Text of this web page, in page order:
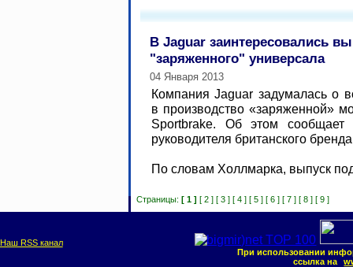
В Jaguar заинтересовались
"заряженного" универсала
04 Января 2013
Компания Jaguar задумалась о
в производство «заряженной»
Sportbrake. Об этом
руководителя британского
По словам Холлмарка, выпуск
Страницы: [ 1 ] [ 2 ] [ 3 ] [ 4 ] [ 5 ] [ 6 ] [ 7 ] [ 8 ] [ 9 ]
Наш RSS канал
При использовании
ссылка на